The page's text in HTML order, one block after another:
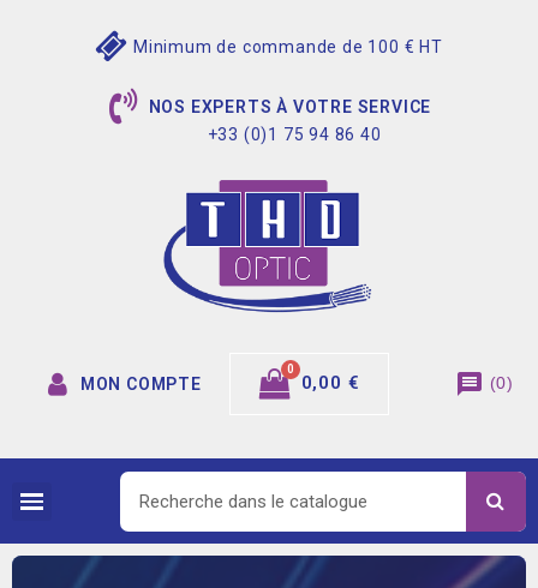
Minimum de commande de 100 € HT
NOS EXPERTS À VOTRE SERVICE
+33 (0)1 75 94 86 40
MON COMPTE 0,00 € message (0)